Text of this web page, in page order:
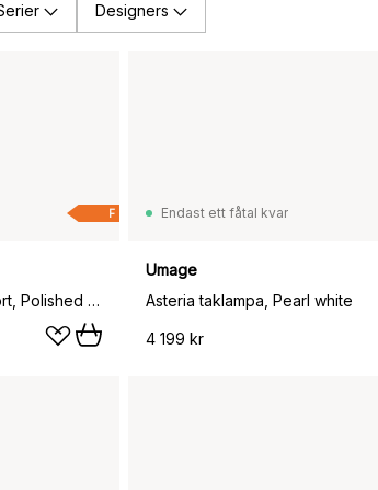
Designers
F
Asteria Wall vägglampa, Short, Polished steel
Endast ett fåtal kvar
Umage
Asteria taklampa, Pearl white
4 199 kr